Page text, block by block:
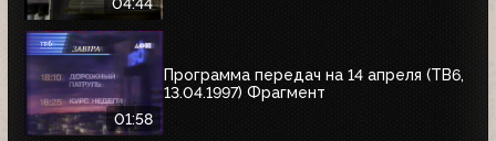
01:58
Программа передач на 14 апреля (ТВ6,
13.04.1997) Фрагмент